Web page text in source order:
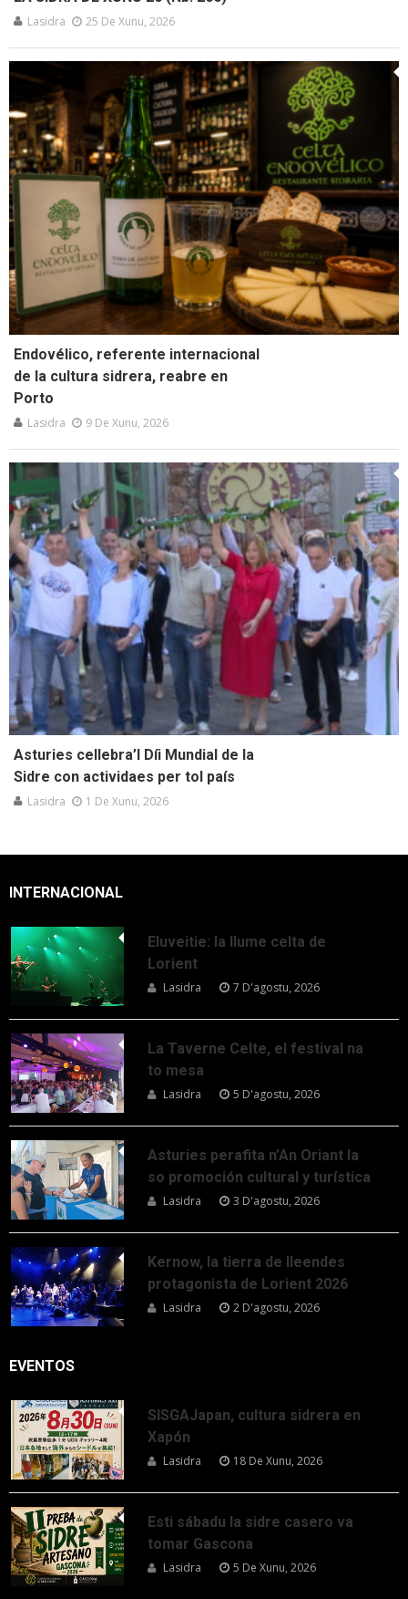
Lasidra 25 De Xunu, 2026
Endovélico, referente internacional
de la cultura sidrera, reabre en
Porto
Lasidra 9 De Xunu, 2026
Asturies cellebra’l Díi Mundial de la
Sidre con actividaes per tol país
Lasidra 1 De Xunu, 2026
INTERNACIONAL
Eluveitie: la llume celta de
Lorient
Lasidra 7 D'agostu, 2026
La Taverne Celte, el festival na
to mesa
Lasidra 5 D'agostu, 2026
Asturies perafita n’An Oriant la
so promoción cultural y turística
Lasidra 3 D'agostu, 2026
Kernow, la tierra de lleendes
protagonista de Lorient 2026
Lasidra 2 D'agostu, 2026
EVENTOS
SISGAJapan, cultura sidrera en
Xapón
Lasidra 18 De Xunu, 2026
Esti sábadu la sidre casero va
tomar Gascona
Lasidra 5 De Xunu, 2026